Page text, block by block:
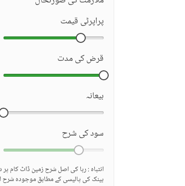
پراپرٹی قیمت
قرض کی مدت
بیعانہ
سود کی شرح
انتباہ : ربا کی اصل شرح زمین ڈاٹ کام
بینک کی پالیسی کے مطابق موجودہ شرح